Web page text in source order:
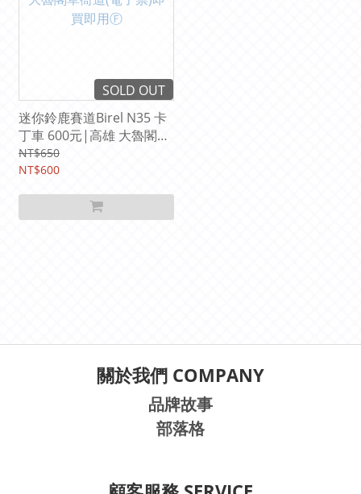
SOLD OUT
迷你鈴鹿賽道Birel N35 卡
丁車 600元|高雄 大魯閣草
衙道(電子票)即買即用Ⓕ
NT$650
NT$600
關於我們 COMPANY
品牌故事
部落格